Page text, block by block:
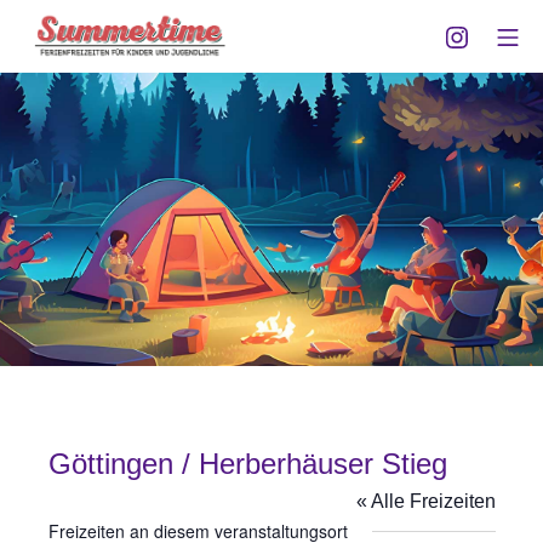
Inhalt
springen
Summertime Göttingen
Göttingen / Herberhäuser Stieg
« Alle Freizeiten
Freizeiten an diesem veranstaltungsort